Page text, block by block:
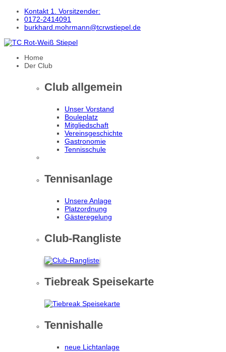
Kontakt 1. Vorsitzender:
0172-2414091
burkhard.mohrmann@tcrwstiepel.de
Home
Der Club
Club allgemein
Unser Vorstand
Bouleplatz
Mitgliedschaft
Vereinsgeschichte
Gastronomie
Tennisschule
Tennisanlage
Unsere Anlage
Platzordnung
Gästeregelung
Club-Rangliste
Tiebreak Speisekarte
Tennishalle
neue Lichtanlage